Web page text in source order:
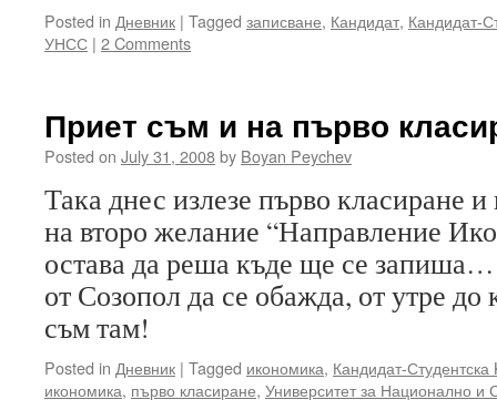
Posted in Дневник | Tagged записване, Кандидат, Кандидат-
УНСС | 2 Comments
Приет съм и на първо
Posted on July 31, 2008by Boyan Peychev
Така днес излезе първо
на второ желание “Направление
остава да реша къде ще се
от Созопол да се обажда, от утре до
съм там!
Posted in Дневник | Tagged икономика, Кандидат-
икономика, първо класиране, Университет за Национално и